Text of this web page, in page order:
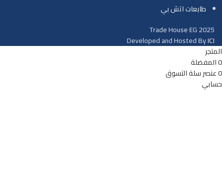
طابعات اتش بي
Trade House EG2025
Developed and Hosted ByICI
المتجر
0المفضلة
0عنصرسلة التسوق
حسابي